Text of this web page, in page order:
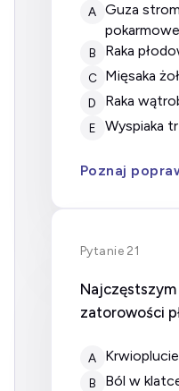
A
guza stromalnego przewodu
B raka
C mięsaka
D raka
E wyspiaka
Poznaj
Pytanie 21
zatorowości
A krwioplucie
B ból w